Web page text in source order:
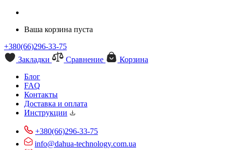
Ваша корзина пуста
+380(66)296-33-75
Закладки
Сравнение
Корзина
Блог
FAQ
Контакты
Доставка и оплата
Инструкции
+380(66)296-33-75
info@dahua-technology.com.ua